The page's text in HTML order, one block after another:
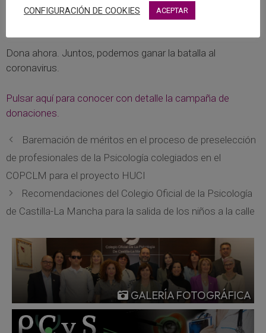
colabores con UNICEF para frenar el avance del
Dona ahora. Juntos, podemos ganar la batalla al
coronavirus.
Pulsar aquí para conocer con detalle la campaña de
donaciones.
Baremación de méritos en el proceso de preselección
de profesionales de la Psicología colegiados en el
COPCLM para el proyecto HUCI
Recomendaciones del Colegio Oficial de la Psicología
de Castilla-La Mancha para la salida de los niños a la calle
GALERÍA FOTOGRÁFICA
CONFIGURACIÓN DE COOKIES ACEPTAR